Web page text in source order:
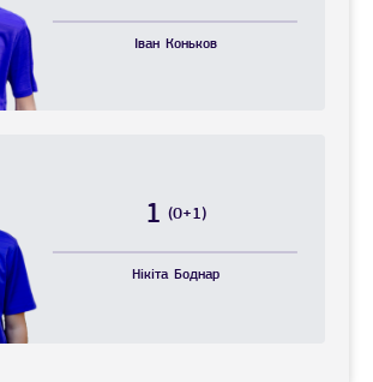
Іван Коньков
1 (0+1)
Нікіта Боднар